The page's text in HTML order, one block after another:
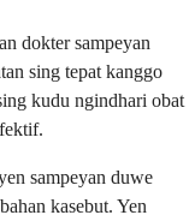
dokter sampeyan
sing tepat kanggo
kudu ngindhari obat
sampeyan duwe
kasebut. Yen